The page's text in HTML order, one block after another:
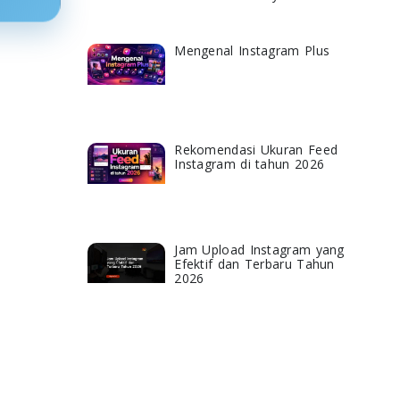
Mengenal Instagram Plus
Rekomendasi Ukuran Feed
Instagram di tahun 2026
Jam Upload Instagram yang
Efektif dan Terbaru Tahun
2026